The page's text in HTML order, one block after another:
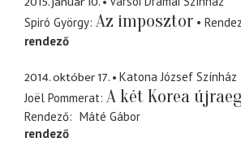
Spiró György Az imposztor
rendező
2014. október 17.
Katona József Színház
Joël Pommerat A két Korea
Rendező
Máté Gábor
rendező